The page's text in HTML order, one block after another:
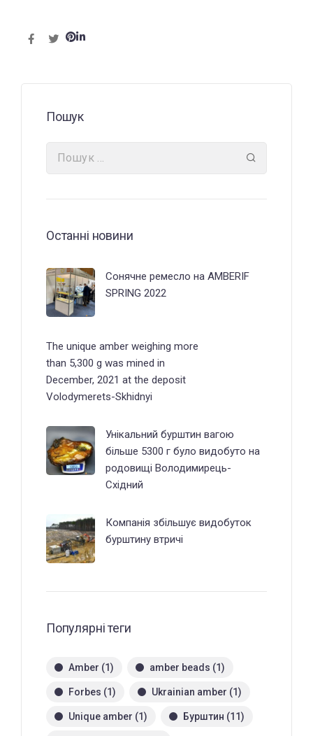
Пошук
Останні новини
Сонячне ремесло на AMBERIF
SPRING 2022
The unique amber weighing more
than 5,300 g was mined in
December, 2021 at the deposit
Volodymerets-Skhidnyi
Унікальний бурштин вагою
більше 5300 г було видобуто на
родовищі Володимирець-
Східний
Компанія збільшує видобуток
бурштину втричі
Популярні теги
Amber (1) amber beads (1)
Forbes (1) Ukrainian amber (1)
Unique amber (1) Бурштин (11)